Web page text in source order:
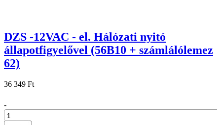
DZS -12VAC - el. Hálózati nyitó
állapotfigyelővel (56B10 + számlálólemez
62)
36 349 Ft
-